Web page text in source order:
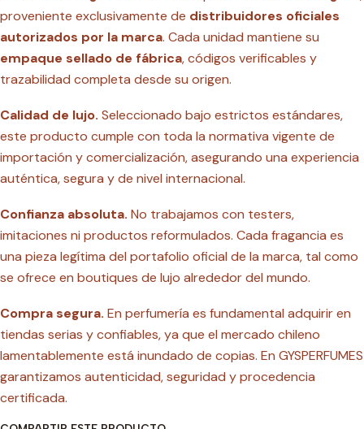
proveniente exclusivamente de distribuidores oficiales
autorizados por la marca. Cada unidad mantiene su
empaque sellado de fábrica, códigos verificables y
trazabilidad completa desde su origen.
Calidad de lujo. Seleccionado bajo estrictos estándares,
este producto cumple con toda la normativa vigente de
importación y comercialización, asegurando una experiencia
auténtica, segura y de nivel internacional.
Confianza absoluta. No trabajamos con testers,
imitaciones ni productos reformulados. Cada fragancia es
una pieza legítima del portafolio oficial de la marca, tal como
se ofrece en boutiques de lujo alrededor del mundo.
Compra segura. En perfumería es fundamental adquirir en
tiendas serias y confiables, ya que el mercado chileno
lamentablemente está inundado de copias. En GYSPERFUMES
garantizamos autenticidad, seguridad y procedencia
certificada.